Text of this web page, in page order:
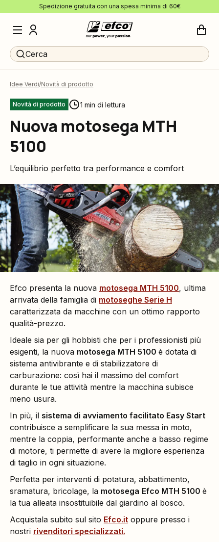
Spedizione gratuita con una spesa minima di 60€
Cerca
Idee Verdi Novità di prodotto
Novità di prodotto 1 min di lettura
Nuova motosega MTH
5100
L’equilibrio perfetto tra performance e comfort
Efco presenta la nuova motosega MTH 5100, ultima
arrivata della famiglia di motoseghe Serie H
caratterizzata da macchine con un ottimo rapporto
qualità-prezzo.
Ideale sia per gli hobbisti che per i professionisti più
esigenti, la nuova motosega MTH 5100 è dotata di
sistema antivibrante e di stabilizzatore di
carburazione: così hai il massimo del comfort
durante le tue attività mentre la macchina subisce
meno usura.
In più, il sistema di avviamento facilitato Easy Start
contribuisce a semplificare la sua messa in moto,
mentre la coppia, performante anche a basso regime
di motore, ti permette di avere la migliore esperienza
di taglio in ogni situazione.
Perfetta per interventi di potatura, abbattimento,
sramatura, bricolage, la motosega Efco MTH 5100 è
la tua alleata insostituibile dal giardino al bosco.
Acquistala subito sul sito Efco.it oppure presso i
nostri rivenditori specializzati.